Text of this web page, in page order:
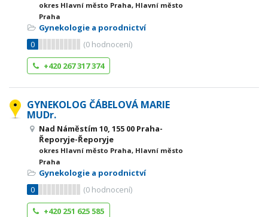
okres Hlavní město Praha, Hlavní město
Praha
Gynekologie a porodnictví
0
(0 hodnocení)
+420 267 317 374
GYNEKOLOG ČÁBELOVÁ MARIE
MUDr.
Nad Náměstím 10, 155 00 Praha-
Řeporyje-Řeporyje
okres Hlavní město Praha, Hlavní město
Praha
Gynekologie a porodnictví
0
(0 hodnocení)
+420 251 625 585